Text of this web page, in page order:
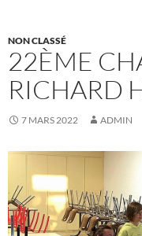
NON CLASSÉ
22ÈME
RICHARD
7 MARS 2022 ADMIN